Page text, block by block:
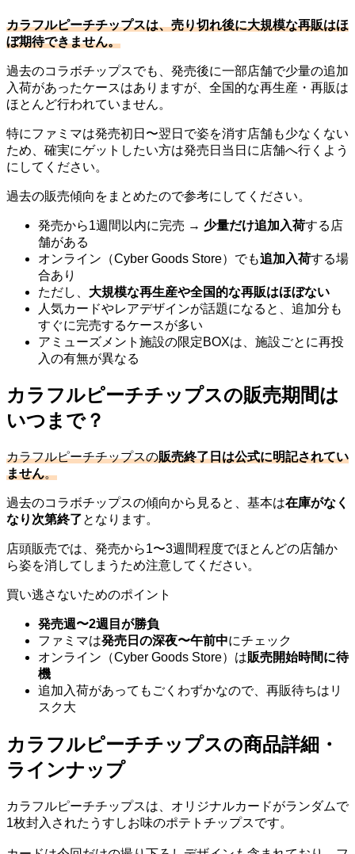
カラフルピーチチップスは、売り切れ後に大規模な再販はほ
ぼ期待できません。
過去のコラボチップスでも、発売後に一部店舗で少量の追加
入荷があったケースはありますが、全国的な再生産・再販は
ほとんど行われていません。
特にファミマは発売初日〜翌日で姿を消す店舗も少なくない
ため、確実にゲットしたい方は発売日当日に店舗へ行くよう
にしてください。
過去の販売傾向をまとめたので参考にしてください。
発売から1週間以内に完売 → 少量だけ追加入荷する店
舗がある
オンライン（Cyber Goods Store）でも追加入荷する場
合あり
ただし、 大規模な再生産や全国的な再販はほぼない
人気カードやレアデザインが話題になると、追加分も
すぐに完売するケースが多い
アミューズメント施設の限定BOXは、施設ごとに再投
入の有無が異なる
カラフルピーチチップスの販売期間は
いつまで？
カラフルピーチチップスの販売終了日は公式に明記されてい
ません。
過去のコラボチップスの傾向から見ると、基本は在庫がなく
なり次第終了となります。
店頭販売では、発売から1〜3週間程度でほとんどの店舗か
ら姿を消してしまうため注意してください。
買い逃さないためのポイント
発売週〜2週目が勝負
ファミマは発売日の深夜〜午前中にチェック
オンライン（Cyber Goods Store）は販売開始時間に待
機
追加入荷があってもごくわずかなので、再販待ちはリ
スク大
カラフルピーチチップスの商品詳細・
ラインナップ
カラフルピーチチップスは、オリジナルカードがランダムで
1枚封入されたうすしお味のポテトチップスです。